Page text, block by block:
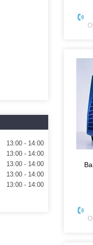
13:00
14:00
13:00
14:00
13:00
14:00
13:00
14:00
13:00
14:00